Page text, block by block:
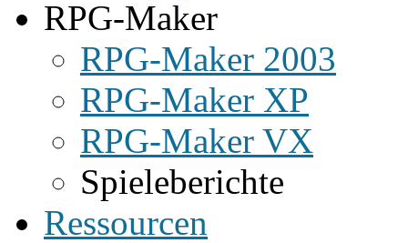
RPG-Maker
RPG-Maker 2003
RPG-Maker XP
RPG-Maker VX
Spieleberichte
Ressourcen